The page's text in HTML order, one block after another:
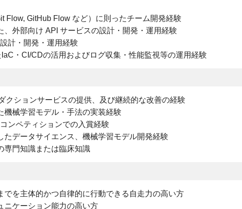
Flow, GitHub Flow など）に則ったチーム開発経験
、外部向け API サービスの設計・開発・運用経験
計・開発・運用経験
・CI/CDの活用およびログ収集・性能監視等の運用経験
クションサービスの提供、及び継続的な改善の経験
機械学習モデル・手法の実装経験
ンペティションでの入賞経験
たデータサイエンス、機械学習モデル開発経験
専門知識または臨床知識
でを主体的かつ自律的に行動できる自走力の高い方
ニケーション能力の高い方